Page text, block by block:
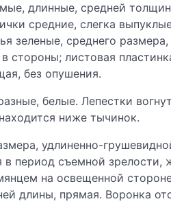
длинные, средней
средние, слегка
зеленые, среднего
стороны; листовая
без опушения.
белые. Лепестки
ниже тычинок.
удлиненно-
период съемной зрелости,
на освещенной
длины, прямая. Воронка